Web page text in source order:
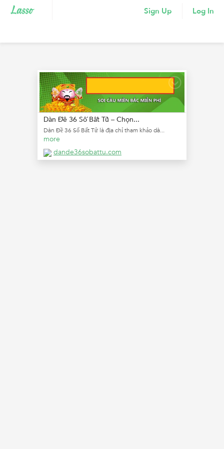
Sign Up Log In
Dàn Đề 36 Số Bất Tử – Chọn...
Dàn Đề 36 Số Bất Tử là địa chỉ tham khảo dà...
more
dande36sobattu.com